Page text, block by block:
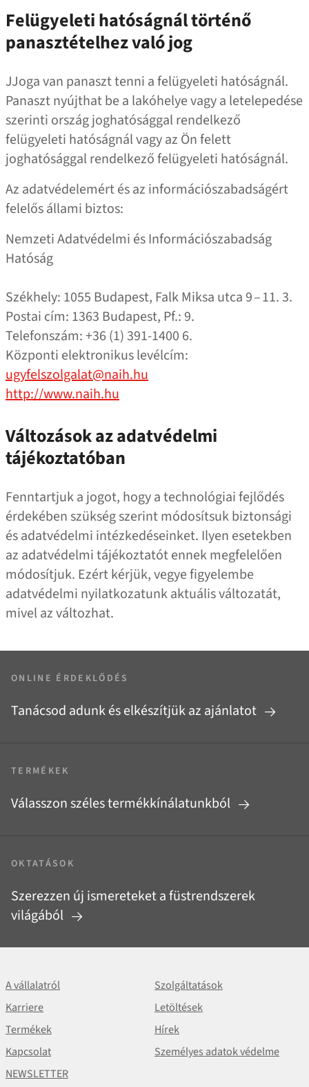
Felügyeleti hatóságnál történő
panasztételhez való jog
JJoga van panaszt tenni a felügyeleti hatóságnál.
Panaszt nyújthat be a lakóhelye vagy a letelepedése
szerinti ország joghatósággal rendelkező
felügyeleti hatóságnál vagy az Ön felett
joghatósággal rendelkező felügyeleti hatóságnál.
Az adatvédelemért és az információszabadságért
felelős állami biztos:
Nemzeti Adatvédelmi és Információszabadság
Hatóság
Székhely: 1055 Budapest, Falk Miksa utca 9 – 11. 3.
Postai cím: 1363 Budapest, Pf.: 9.
Telefonszám: +36 (1) 391‑1400 6.
Központi elektronikus levélcím:
ugyfelszolgalat@naih.hu
http://www.naih.hu
Változások az adatvédelmi
tájékoztatóban
Fenntartjuk a jogot, hogy a technológiai fejlődés
érdekében szükség szerint módosítsuk biztonsági
és adatvédelmi intézkedéseinket. Ilyen esetekben
az adatvédelmi tájékoztatót ennek megfelelően
módosítjuk. Ezért kérjük, vegye figyelembe
adatvédelmi nyilatkozatunk aktuális változatát,
mivel az változhat.
ONLINE ÉRDEKLŐDÉS
Tanácsod adunk és elkészítjük az ajánlatot
TERMÉKEK
Válasszon széles termékkínálatunkból
OKTATÁSOK
Szerezzen új ismereteket a füstrendszerek
világából
A vállalatról
Szolgáltatások
Karriere
Letöltések
Termékek
Hírek
Kapcsolat
Személyes adatok védelme
NEWSLETTER